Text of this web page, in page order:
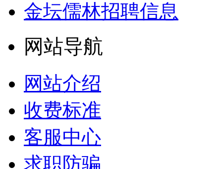
金坛儒林招聘信息
网站导航
网站介绍
收费标准
客服中心
求职防骗